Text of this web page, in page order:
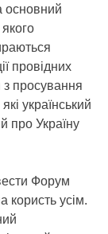
основний
провідних
з просування
український
про Україну
Форум
користь усім.